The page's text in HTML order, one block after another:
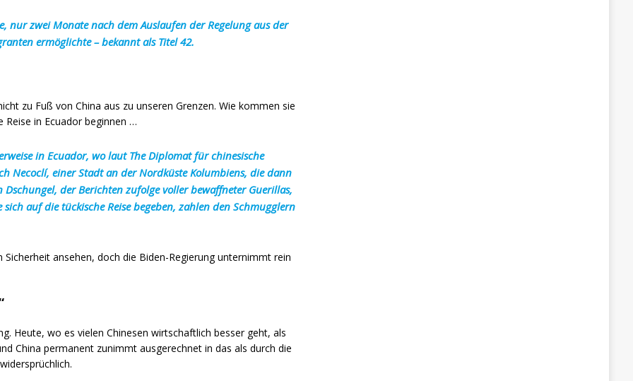
nur zwei Monate nach dem Auslaufen der Regelung aus der
ermöglichte – bekannt als Titel 42.
zu Fuß von China aus zu unseren Grenzen. Wie kommen sie
Reise in Ecuador beginnen …
in Ecuador, wo laut The Diplomat für chinesische
Necoclí, einer Stadt an der Nordküste Kolumbiens, die dann
der Berichten zufolge voller bewaffneter Guerillas,
auf die tückische Reise begeben, zahlen den Schmugglern
ansehen, doch die Biden-Regierung unternimmt rein
Heute, wo es vielen Chinesen wirtschaftlich besser geht, als
China permanent zunimmt ausgerechnet in das als durch die